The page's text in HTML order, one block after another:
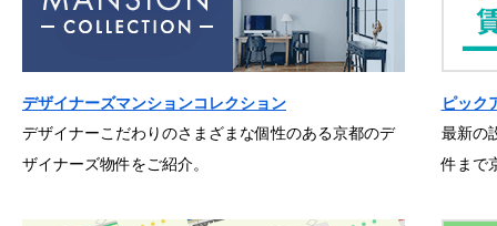
デザイナーズマンションコレクション
デザイナーこだわりのさまざまな個性のある京都のデ
ザイナーズ物件をご紹介。
ピック
最新の
件まで